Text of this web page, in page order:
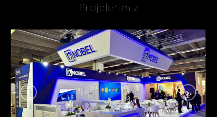
Projelerimiz
Nobel İlaç / Cphi Fuarı Frankfurt – Almanya